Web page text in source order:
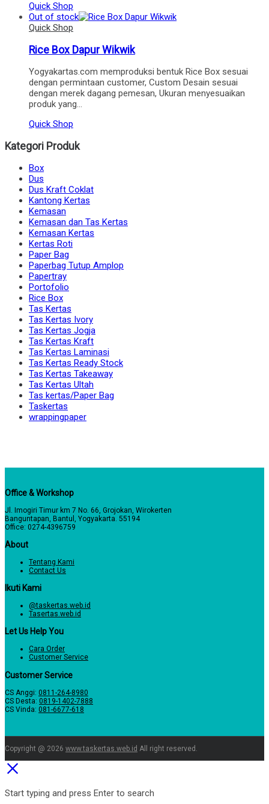
Quick Shop
Out of stock
Quick Shop
Rice Box Dapur Wikwik
Yogyakartas.com memproduksi bentuk Rice Box sesuai
dengan permintaan customer, Custom Desain sesuai
dengan merek dagang pemesan, Ukuran menyesuaikan
produk yang…
Quick Shop
Kategori Produk
Box
Dus
Dus Kraft Coklat
Kantong Kertas
Kemasan
Kemasan dan Tas Kertas
Kemasan Kertas
Kertas Roti
Paper Bag
Paperbag Tutup Amplop
Papertray
Portofolio
Rice Box
Tas Kertas
Tas Kertas Ivory
Tas Kertas Jogja
Tas Kertas Kraft
Tas Kertas Laminasi
Tas Kertas Ready Stock
Tas Kertas Takeaway
Tas Kertas Ultah
Tas kertas/Paper Bag
Taskertas
wrappingpaper
Office & Workshop
Jl. Imogiri Timur km 7 No. 66, Grojokan, Wirokerten
Banguntapan, Bantul, Yogyakarta. 55194
Office: 0274-4396759
About
Tentang Kami
Contact Us
Ikuti Kami
@taskertas.web.id
Tasertas.web.id
Let Us Help You
Cara Order
Customer Service
Customer Service
CS Anggi: 0811-264-8980
CS Desta: 0819-1402-7888
CS Vinda: 081-6677-618
Copyright @ 2026 www.taskertas.web.id All right reserved.
Start typing and press Enter to search